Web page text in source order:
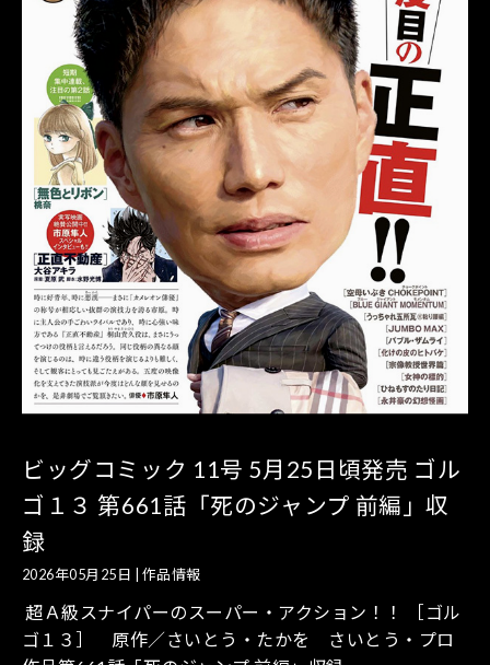
ビッグコミック 11号 5月25日頃発売 ゴル
ゴ１３ 第661話「死のジャンプ 前編」収
録
2026年05月25日 作品情報
超Ａ級スナイパーのスーパー・アクション！！ ［ゴル
ゴ１３］ 原作／さいとう・たかを さいとう・プロ